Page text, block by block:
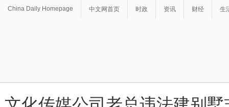
China Daily Homepage 中文网首页 时政 资讯 财经 生